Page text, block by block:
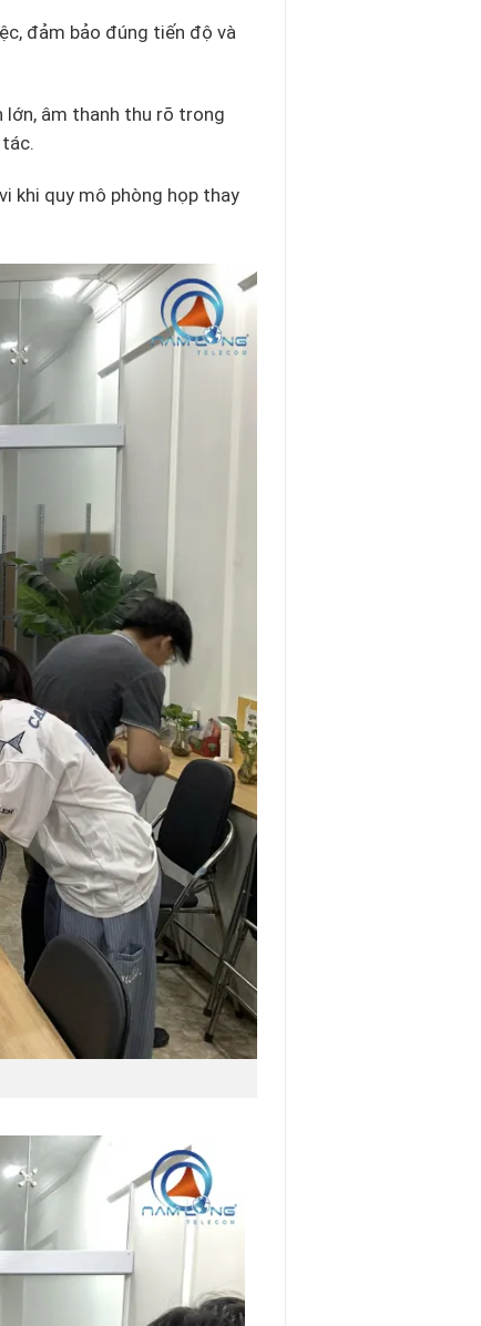
đảm bảo đúng tiến độ và
lớn, âm thanh thu rõ trong
khi quy mô phòng họp thay